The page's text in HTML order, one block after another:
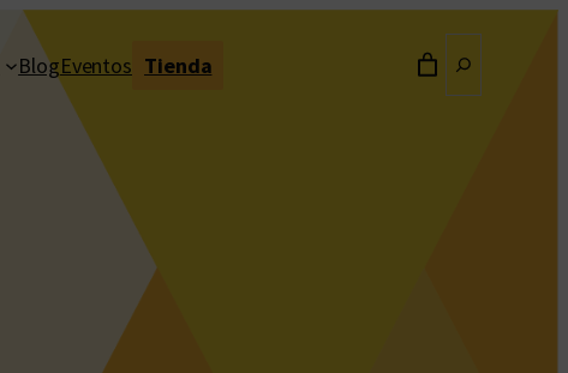
BlogEventos Tienda